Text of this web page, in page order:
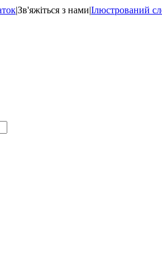
|Зв'яжіться з нами|Ілюстрований